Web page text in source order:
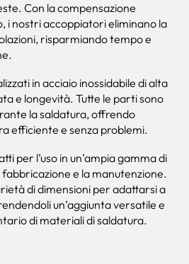
Con la compensazione
i nostri accoppiatori eliminano la
risparmiando tempo e
in acciaio inossidabile di alta
e longevità. Tutte le parti sono
la saldatura, offrendo
efficiente e senza problemi.
per l’uso in un’ampia gamma di
fabbricazione e la manutenzione.
di dimensioni per adattarsi a
un’aggiunta versatile e
di materiali di saldatura.